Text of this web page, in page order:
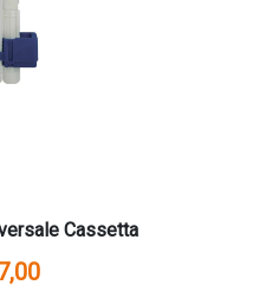
Cassetta